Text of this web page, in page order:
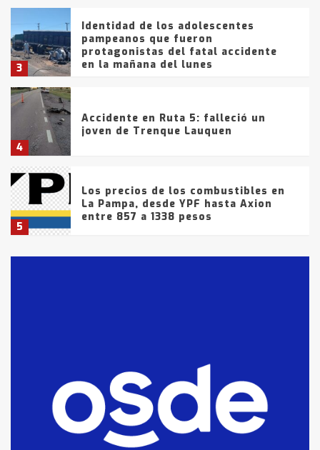
3
Identidad de los adolescentes
pampeanos que fueron
protagonistas del fatal accidente
en la mañana del lunes
4
Accidente en Ruta 5: falleció un
joven de Trenque Lauquen
5
Los precios de los combustibles en
La Pampa, desde YPF hasta Axion
entre 857 a 1338 pesos
fueron detenidos por
comercialización de drogas en la
tarde del sábado
T.Lauquen: se vendió el edificio de
lo que fue la planta Industrial del